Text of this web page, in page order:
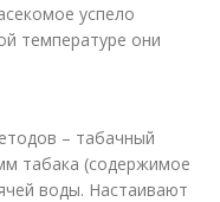
успело
температуре они
– табачный
табака (содержимое
воды. Настаивают